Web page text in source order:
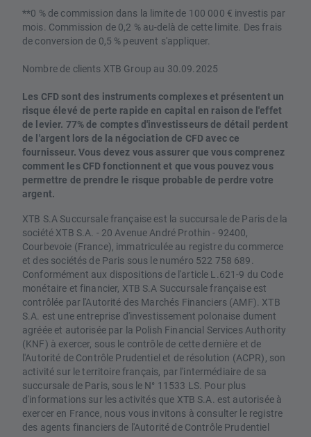
**0 % de commission dans la limite de 100 000 € investis par
mois. Commission de 0,2 % au-delà de cette limite. Des frais
de conversion de 0,5 % peuvent s'appliquer.
Nombre de clients XTB Group au 30.09.2025
Les CFD sont des instruments complexes et présentent un
risque élevé de perte rapide en capital en raison de l'effet
de levier. 77% de comptes d'investisseurs de détail perdent
de l'argent lors de la négociation de CFD avec ce
fournisseur. Vous devez vous assurer que vous comprenez
comment les CFD fonctionnent et que vous pouvez vous
permettre de prendre le risque probable de perdre votre
argent.
XTB S.A Succursale française est la succursale de Paris de la
société XTB S.A. - 20 Avenue André Prothin - 92400,
Courbevoie (France), immatriculée au registre du commerce
et des sociétés de Paris sous le numéro 522 758 689.
Conformément aux dispositions de l'article L.621-9 du Code
monétaire et financier, XTB S.A Succursale française est
contrôlée par l'Autorité des Marchés Financiers (AMF). XTB
S.A. est une entreprise d'investissement polonaise dument
agréée et autorisée par la Polish Financial Services Authority
(KNF) à exercer, sous le contrôle de cette dernière et de
l'Autorité de Contrôle Prudentiel et de résolution (ACPR), son
activité sur le territoire français, par l'intermédiaire de sa
succursale de Paris, sous le N° 11533 LS. Pour plus
d'informations sur les activités que XTB S.A. est autorisée à
exercer en France, nous vous invitons à consulter le registre
des agents financiers de l'Autorité de Contrôle Prudentiel